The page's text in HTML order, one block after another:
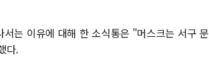
는 이유에 대해 한 소식통은 "머스크는 서구 문
다.